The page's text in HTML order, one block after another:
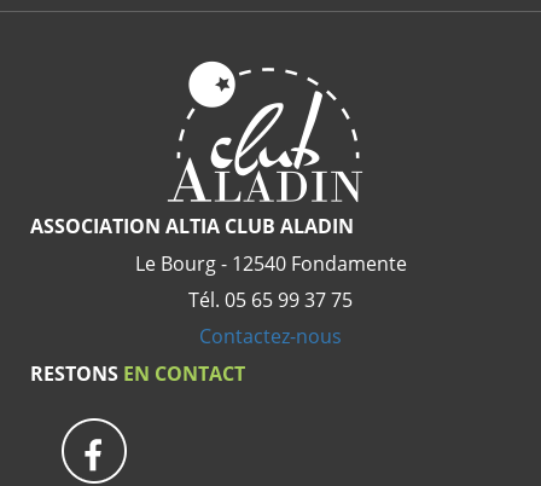
ASSOCIATION ALTIA CLUB ALADIN
Le Bourg - 12540 Fondamente
Tél. 05 65 99 37 75
Contactez-nous
RESTONS EN CONTACT